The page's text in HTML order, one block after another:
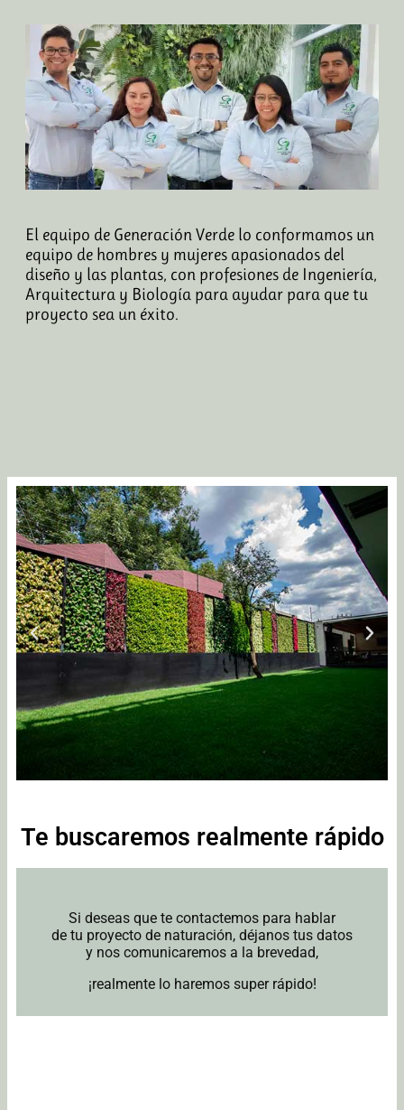
El equipo de Generación Verde lo conformamos un
equipo de hombres y mujeres apasionados del
diseño y las plantas, con profesiones de Ingeniería,
Arquitectura y Biología para ayudar para que tu
proyecto sea un éxito.
Te buscaremos realmente rápido
Si deseas que te contactemos para hablar
de tu proyecto de naturación, déjanos tus datos
y nos comunicaremos a la brevedad,
¡realmente lo haremos super rápido!